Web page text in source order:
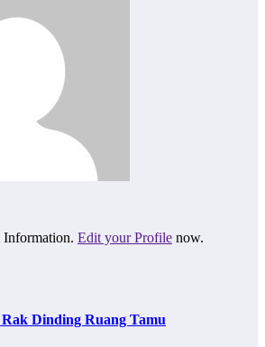
Edit your Profile now.
Dinding Ruang Tamu